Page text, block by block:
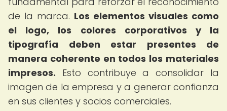
de la marca. Los elementos visuales como
el logo, los colores corporativos y la
tipografía deben estar presentes de
manera coherente en todos los materiales
impresos. Esto contribuye a consolidar la
imagen de la empresa y a generar confianza
en sus clientes y socios comerciales.